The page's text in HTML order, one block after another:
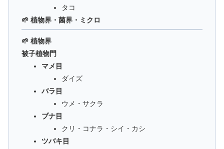
タコ
🌱 植物界・菌界・ミクロ
🌱 植物界
被子植物門
マメ目
ダイズ
バラ目
ウメ・サクラ
ブナ目
クリ・コナラ・シイ・カシ
ツバキ目